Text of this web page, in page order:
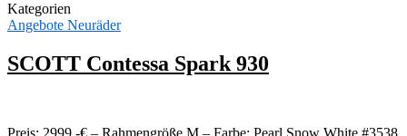
Kategorien
Angebote Neuräder
SCOTT Contessa Spark 930
Preis: 2999,-€ – Rahmengröße M – Farbe: Pearl Snow White #3538